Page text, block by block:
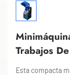
Trabajos
Esta compacta